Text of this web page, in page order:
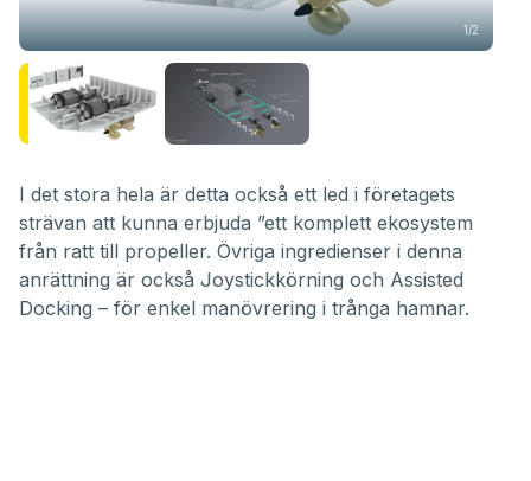
1/2
I det stora hela är detta också ett led i företagets
strävan att kunna erbjuda ”ett komplett ekosystem
från ratt till propeller. Övriga ingredienser i denna
anrättning är också Joystickkörning och Assisted
Docking – för enkel manövrering i trånga hamnar.